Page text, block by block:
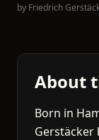
by Friedrich
About
Born in
Gerstäcker